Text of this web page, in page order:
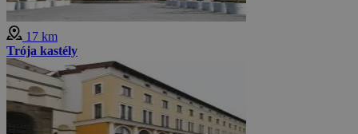
17 km
Trója kastély